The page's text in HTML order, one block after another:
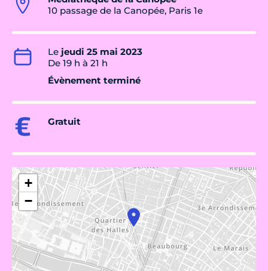
10 passage de la Canopée, Paris 1e
Le jeudi 25 mai 2023
De 19 h à 21 h
Évènement terminé
Gratuit
+
−